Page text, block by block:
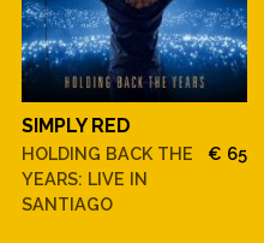
SIMPLY RED
HOLDING BACK THE
YEARS: LIVE IN
SANTIAGO
€ 65